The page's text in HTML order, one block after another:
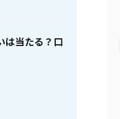
は当たる？口